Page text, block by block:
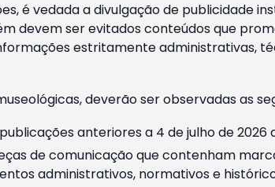
é vedada a divulgação de publicidade
devem ser evitados conteúdos que
estritamente administrativas,
deverão ser observadas as
anteriores a 4 de julho de
de comunicação que contenham
administrativos, normativos e